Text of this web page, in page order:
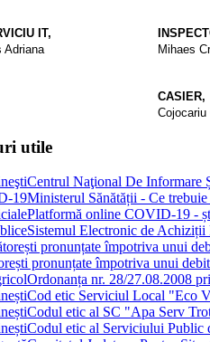
IT,
Adriana Mihaes
CASIER,
Cojocariu
utile
Centrul Naţional De Informare
Ministerul Sănătății - Ce
Platformă online COVID-19 -
Sistemul Electronic de Achiziții
pronunțate împotriva unui
Ordonanța nr. 28/27.08.2008
Cod etic Serviciul Local "Eco
Codul etic al SC "Apa Serv
Codul etic al Serviciului Public